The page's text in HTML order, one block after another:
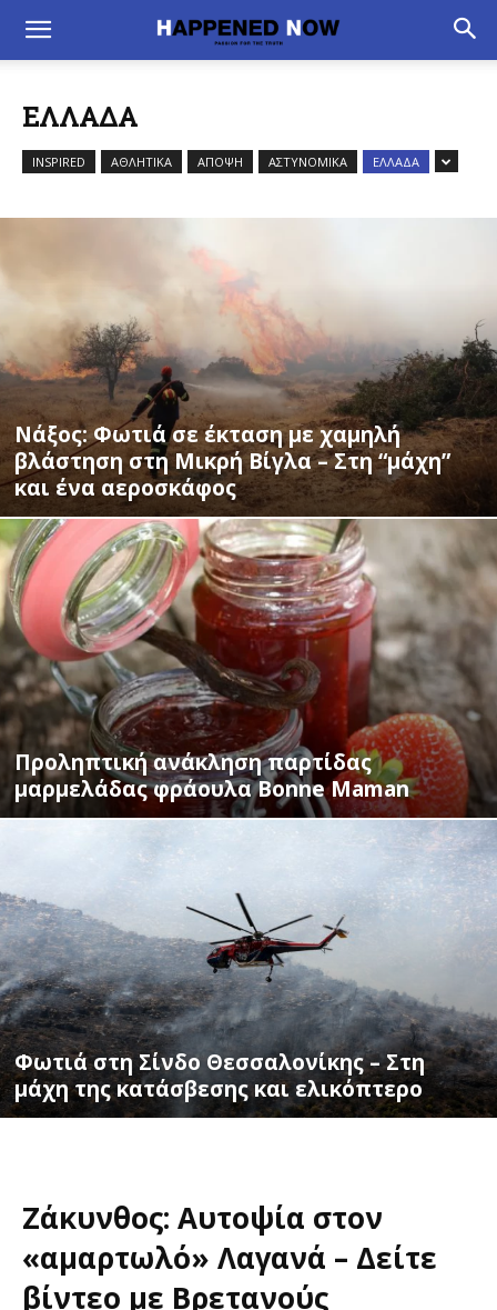
ΕΛΛΑΔΑ
INSPIRED ΑΘΛΗΤΙΚΑ ΑΠΟΨΗ ΑΣΤΥΝΟΜΙΚΑ ΕΛΛΑΔΑ
Νάξος: Φωτιά σε έκταση με χαμηλή
βλάστηση στη Μικρή Βίγλα – Στη “μάχη”
και ένα αεροσκάφος
Προληπτική ανάκληση παρτίδας
μαρμελάδας φράουλα Bonne Maman
Φωτιά στη Σίνδο Θεσσαλονίκης – Στη
μάχη της κατάσβεσης και ελικόπτερο
Ζάκυνθος: Αυτοψία στον
«αμαρτωλό» Λαγανά – Δείτε
βίντεο με Βρετανούς